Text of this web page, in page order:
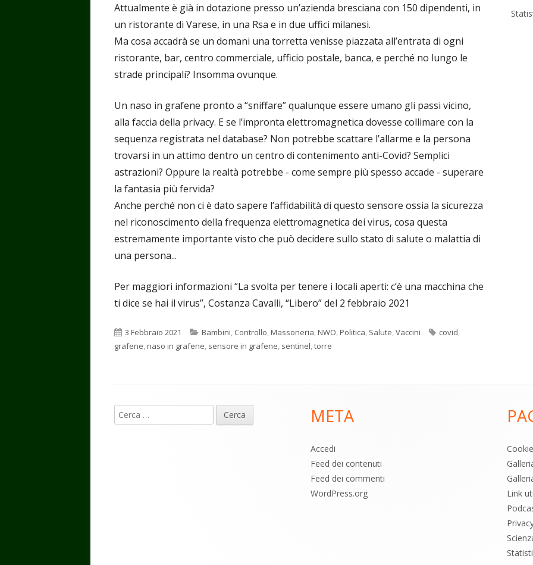
Attualmente è già in dotazione presso un’azienda bresciana con 150 dipendenti, in
un ristorante di Varese, in una Rsa e in due uffici milanesi.
Ma cosa accadrà se un domani una torretta venisse piazzata all’entrata di ogni
ristorante, bar, centro commerciale, ufficio postale, banca, e perché no lungo le
strade principali? Insomma ovunque.
Un naso in grafene pronto a “sniffare” qualunque essere umano gli passi vicino,
alla faccia della privacy. E se l’impronta elettromagnetica dovesse collimare con la
sequenza registrata nel database? Non potrebbe scattare l’allarme e la persona
trovarsi in un attimo dentro un centro di contenimento anti-Covid? Semplici
astrazioni? Oppure la realtà potrebbe - come sempre più spesso accade - superare
la fantasia più fervida?
Anche perché non ci è dato sapere l’affidabilità di questo sensore ossia la sicurezza
nel riconoscimento della frequenza elettromagnetica dei virus, cosa questa
estremamente importante visto che può decidere sullo stato di salute o malattia di
una persona...
Per maggiori informazioni “La svolta per tenere i locali aperti: c’è una macchina che
ti dice se hai il virus”, Costanza Cavalli, “Libero” del 2 febbraio 2021
Pubblicato
3 Febbraio 2021 Categorie
Bambini, Controllo,Massoneria,NWO,Politica, Salute,Vaccini Tag
covid,
grafene,naso in grafene, sensore in grafene, sentinel,torre
piè
Ricerca
per:
META
Accedi
Feed dei contenuti
Feed dei commenti
WordPress.org
Link